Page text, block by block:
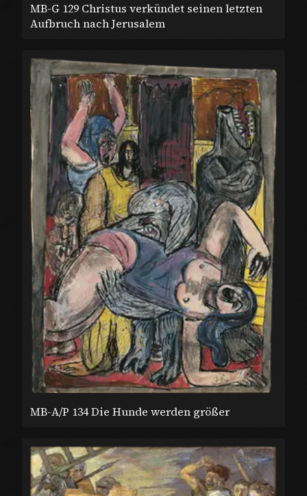
MB-G 129 Christus verkündet seinen letzten
Aufbruch nach Jerusalem
MB-A/P 134 Die Hunde werden größer